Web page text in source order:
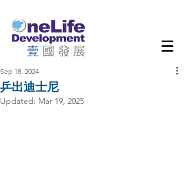
乒出迪士尼
Sep 18, 2024
Updated: Mar 19, 2025